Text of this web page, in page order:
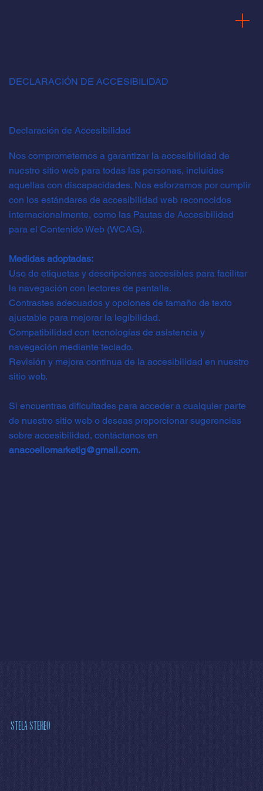
DECLARACIÓN DE ACCESIBILIDAD
Declaración de Accesibilidad
Nos comprometemos a garantizar la accesibilidad de
nuestro sitio web para todas las personas, incluidas
aquellas con discapacidades. Nos esforzamos por cumplir
con los estándares de accesibilidad web reconocidos
internacionalmente, como las Pautas de Accesibilidad
para el Contenido Web (WCAG).
Medidas adoptadas:
Uso de etiquetas y descripciones accesibles para facilitar
la navegación con lectores de pantalla.
Contrastes adecuados y opciones de tamaño de texto
ajustable para mejorar la legibilidad.
Compatibilidad con tecnologías de asistencia y
navegación mediante teclado.
Revisión y mejora continua de la accesibilidad en nuestro
sitio web.
Si encuentras dificultades para acceder a cualquier parte
de nuestro sitio web o deseas proporcionar sugerencias
sobre accesibilidad, contáctanos en
anacoellomarketig@gmail.com.
STELA STEREO